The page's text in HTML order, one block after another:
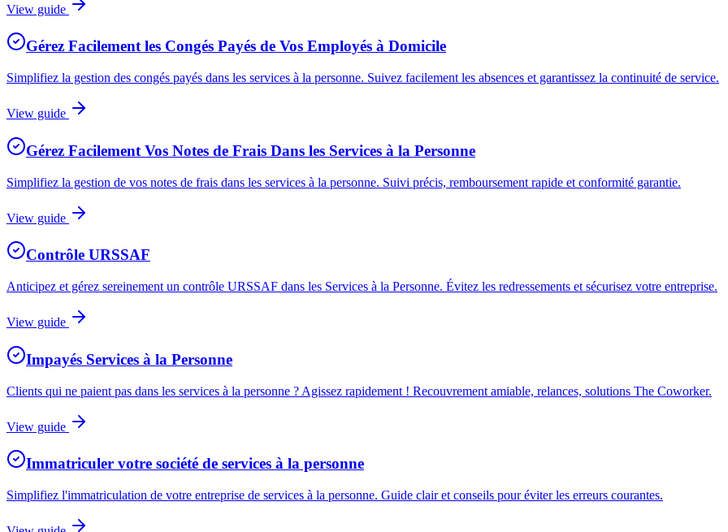
View guide
Gérez Facilement les Congés Payés de Vos Employés à Domicile
Simplifiez la gestion des congés payés dans les services à la personne. Suivez facilement les absences et garantissez la continuité de service.
View guide
Gérez Facilement Vos Notes de Frais Dans les Services à la Personne
Simplifiez la gestion de vos notes de frais dans les services à la personne. Suivi précis, remboursement rapide et conformité garantie.
View guide
Contrôle URSSAF
Anticipez et gérez sereinement un contrôle URSSAF dans les Services à la Personne. Évitez les redressements et sécurisez votre entreprise.
View guide
Impayés Services à la Personne
Clients qui ne paient pas dans les services à la personne ? Agissez rapidement ! Recouvrement amiable, relances, solutions The Coworker.
View guide
Immatriculer votre société de services à la personne
Simplifiez l'immatriculation de votre entreprise de services à la personne. Guide clair et conseils pour éviter les erreurs courantes.